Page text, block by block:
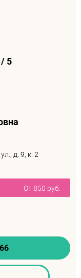
/5
д. 9, к. 2
От 850 руб.